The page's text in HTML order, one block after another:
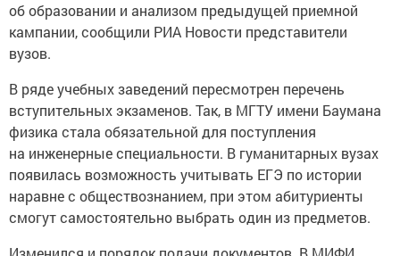
об образовании и анализом предыдущей приемной
кампании, сообщили РИА Новости представители
вузов.
В ряде учебных заведений пересмотрен перечень
вступительных экзаменов. Так, в МГТУ имени Баумана
физика стала обязательной для поступления
на инженерные специальности. В гуманитарных вузах
появилась возможность учитывать ЕГЭ по истории
наравне с обществознанием, при этом абитуриенты
смогут самостоятельно выбрать один из предметов.